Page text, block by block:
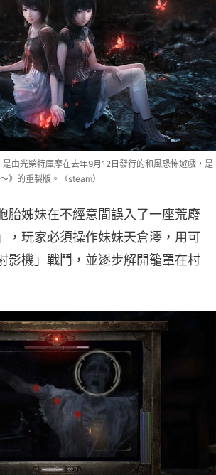
是由光榮特庫摩在去年9月12日發行的和風恐怖遊戲，是
》的重製版。（steam）
胎姊妹在不經意間誤入了一座荒廢
，玩家必須操作妹妹天倉澪，用可
影機」戰鬥，並逐步解開籠罩在村